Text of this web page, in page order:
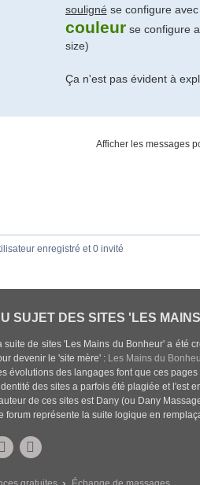
soulignése configure avec
couleurse configure
size)
Ça n'est pas évident à
Afficher les messages
enregistré et 0 invité
SUJET DES SITES 'LES
suite de sites 'Les Mains du Bonheur' a été
devenir le 'site mère' : Les Mains du
évolutions des langages font que ces
des sites a parfois été plagiée et l'est
de ces sites est Dany (ou Dany
forum représente la suite logique en